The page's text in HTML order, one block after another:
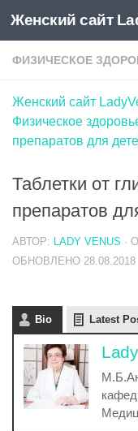
Skip to content
Женский сайт
ФИЗИЧЕСКОЕ
Женский сайт
Физическое
препаратов для
Таблетки от
препаратов
АВТОР: LADY VENUS ·
ОБНОВЛЕНО 28.08.2018
Bio Latest